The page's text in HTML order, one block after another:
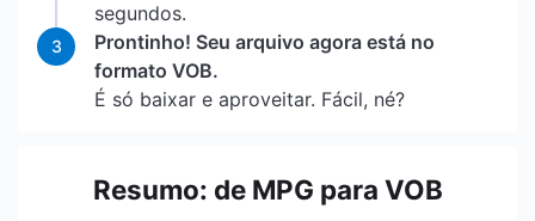
segundos.
3
Prontinho! Seu arquivo agora está no
formato VOB.
É só baixar e aproveitar. Fácil, né?
Resumo: de MPG para VOB